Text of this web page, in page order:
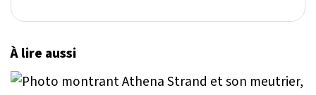
À lire aussi